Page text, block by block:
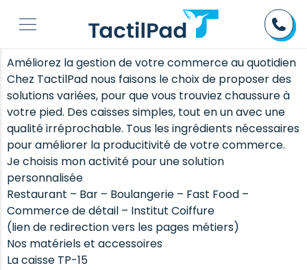
Améliorez la gestion de votre commerce au quotidien
Chez TactilPad nous faisons le choix de proposer des
solutions variées, pour que vous trouviez chaussure à
votre pied. Des caisses simples, tout en un avec une
qualité irréprochable. Tous les ingrédients nécessaires
pour améliorer la producitivité de votre commerce.
Je choisis mon activité pour une solution
personnalisée
Restaurant – Bar – Boulangerie – Fast Food –
Commerce de détail – Institut Coiffure
(lien de redirection vers les pages métiers)
Nos matériels et accessoires
La caisse TP-15